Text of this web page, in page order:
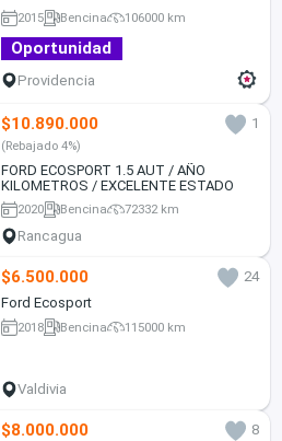
2015 Bencina 106000 km
Oportunidad
Providencia
$10.890.000 1
(Rebajado 4%)
FORD ECOSPORT 1.5 AUT / AÑO
KILOMETROS / EXCELENTE ESTADO
2020 Bencina 72332 km
Rancagua
$6.500.000
24
Ford Ecosport
2018 Bencina 115000 km
Valdivia
$8.000.000
8